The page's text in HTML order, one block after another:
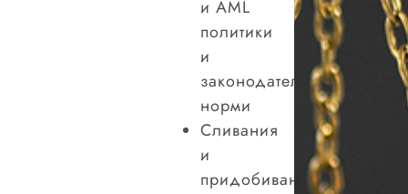
и AML
политики
и
законодателни
норми
Сливания
и
придобивания